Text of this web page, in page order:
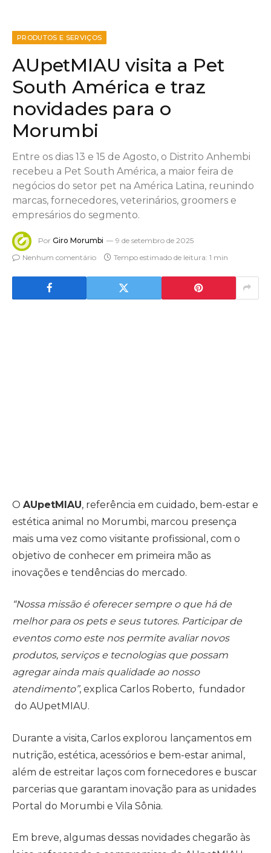
PRODUTOS E SERVIÇOS
AUpetMIAU visita a Pet
South América e traz
novidades para o
Morumbi
Entre os dias 13 e 15 de Agosto, o Distrito Anhembi
recebeu a Pet South América, a maior feira de
negócios do setor pet na América Latina, reunindo
marcas, fornecedores, veterinários, groomers e
empresários do segmento.
Por Giro Morumbi
9 de setembro de 2025
Nenhum comentário
Tempo estimado de leitura: 1 min
O AUpetMIAU, referência em cuidado, bem-estar e
estética animal no Morumbi, marcou presença
mais uma vez como visitante profissional, com o
objetivo de conhecer em primeira mão as
inovações e tendências do mercado.
“Nossa missão é oferecer sempre o que há de
melhor para os pets e seus tutores. Participar de
eventos como este nos permite avaliar novos
produtos, serviços e tecnologias que possam
agregar ainda mais qualidade ao nosso
atendimento”, explica Carlos Roberto, fundador
do AUpetMIAU.
Durante a visita, Carlos explorou lançamentos em
nutrição, estética, acessórios e bem-estar animal,
além de estreitar laços com fornecedores e buscar
parcerias que garantam inovação para as unidades
Portal do Morumbi e Vila Sônia.
Em breve, algumas dessas novidades chegarão às